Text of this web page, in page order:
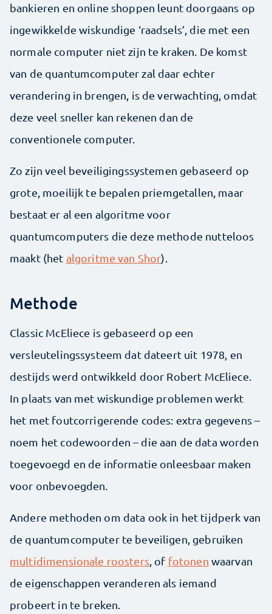
bankieren en online shoppen leunt doorgaans op
ingewikkelde wiskundige ‘raadsels’, die met een
normale computer niet zijn te kraken. De komst
van de quantumcomputer zal daar echter
verandering in brengen, is de verwachting, omdat
deze veel sneller kan rekenen dan de
conventionele computer.
Zo zijn veel beveiligingssystemen gebaseerd op
grote, moeilijk te bepalen priemgetallen, maar
bestaat er al een algoritme voor
quantumcomputers die deze methode nutteloos
maakt (het algoritme van Shor).
Methode
Classic McEliece is gebaseerd op een
versleutelingssysteem dat dateert uit 1978, en
destijds werd ontwikkeld door Robert McEliece.
In plaats van met wiskundige problemen werkt
het met foutcorrigerende codes: extra gegevens –
noem het codewoorden – die aan de data worden
toegevoegd en de informatie onleesbaar maken
voor onbevoegden.
Andere methoden om data ook in het tijdperk van
de quantumcomputer te beveiligen, gebruiken
multidimensionale roosters, of fotonen waarvan
de eigenschappen veranderen als iemand
probeert in te breken.